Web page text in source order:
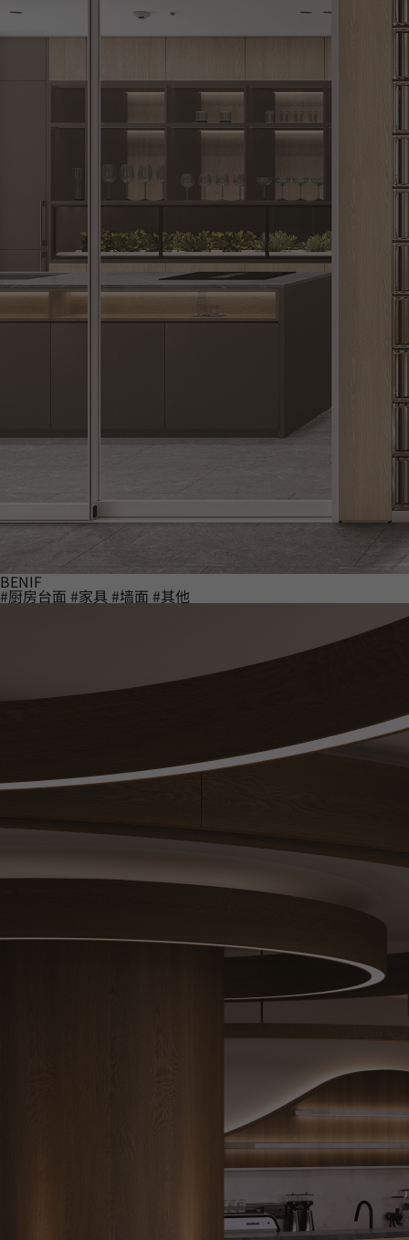
BENIF
#厨房台面 #家具 #墙面 #其他